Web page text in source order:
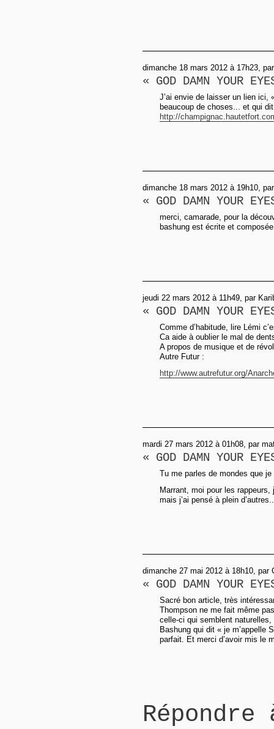
dimanche 18 mars 2012 à 17h23,
« GOD DAMN YOUR
J’ai envie de laisser un lien ici,
beaucoup de choses... et qui
http://
dimanche 18 mars 2012 à 19h10,
« GOD DAMN YOUR
merci, camarade, pour la
bashung est écrite et
jeudi 22 mars 2012 à 11h49, par
« GOD DAMN YOUR
Comme d’habitude, lire Lémi
Ca aide à oublier le mal de
A propos de musique et de
Autre Futur :
http://www.autrefutur.org/
mardi 27 mars 2012 à 01h08, par
« GOD DAMN YOUR
Tu me parles de mondes que
Marrant, moi pour les
mais j’ai pensé à plein
dimanche 27 mai 2012 à 18h10, par
« GOD DAMN YOUR
Sacré bon article, très
Thompson ne me fait même
celle-ci qui semblent
Bashung qui dit « je m’appelle
parfait. Et merci d’avoir mis le